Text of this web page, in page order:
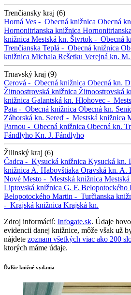
Trenčiansky kraj (6)
Horná Ves - Obecná knižnica Obecná
Hornonitrianska knižnica
knižnica Mestská kn. Štvrtok - Obecná
Trenčianska Teplá - Obecná knižnica
knižnica Michala Rešetku Verejná kn. M.
Trnavský kraj (9)
Cerová - Obecná knižnica Obecná kn.
Žitnoostrovská knižnica Žitnoostrovská
knižnica Galantská kn. Hlohovec -
Pata - Obecná knižnica Obecná kn.
Záhorská kn. Sereď - Mestská knižnica
Parnou - Obecná knižnica Obecná kn.
Fándlyho Kn. J. Fándlyho
Žilinský kraj (6)
Čadca - Kysucká knižnica Kysucká kn.
knižnica A. Habovštiaka Oravská kn. A.
Nové Mesto - Mestská knižnica
Liptovská knižnica G. F. Belopotockého
Belopotockého Martin - Turčianska
- Krajská knižnica Krajská kn.
Zdroj informácií: Infogate.sk. Údaje
evidencii danej knižnice, môže však už
nájdete zoznam všetkých viac ako 200
ktorých máme údaje.
Ďalšie knižné vydania